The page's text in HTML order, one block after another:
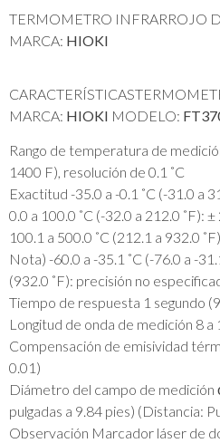
TERMOMETRO INFRARROJO
MARCA: HIOKI
MARCA: HIOKI MODELO:
Rango de temperatura de
1400 F), resolución de 0.1 ˚C
Exactitud -35.0 a -0.1 ˚C (-31.0 a
0.0 a 100.0 ˚C (-32.0 a 212.0 ˚F): ±
100.1 a 500.0 ˚C (212.1 a 932.0
Nota) -60.0 a -35.1 ˚C (-76.0 a -
(932.0 ˚F): precisión no
Tiempo de respuesta 1 segundo
Longitud de onda de medición 8 a
Compensación de emisividad
0.01)
Diámetro del campo de medición
pulgadas a 9.84 pies) (Distancia:
Observación Marcador láser de